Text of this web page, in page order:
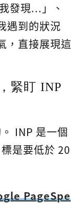
發現...」、
遇到的狀況
，直接展現這
緊盯 INP
INP 是一個
是要低於 20
PageSpe